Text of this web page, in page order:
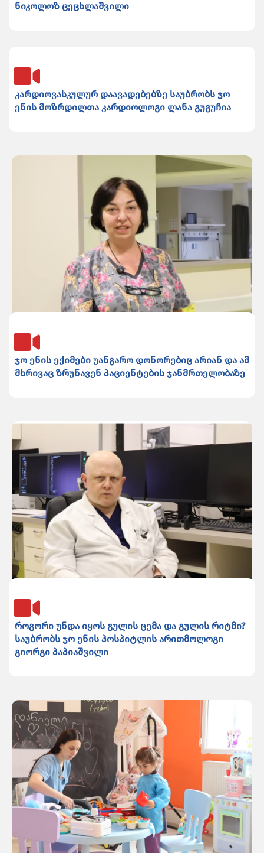
ნიკოლოზ ცეცხლაშვილი
კარდიოვასკულურ დაავადებებზე საუბრობს ჯო
ენის მოზრდილთა კარდიოლოგი ლანა გუგუჩია
ჯო ენის ექიმები უანგარო დონორებიც არიან და ამ
მხრივაც ზრუნავენ პაციენტების ჯანმრთელობაზე
როგორი უნდა იყოს გულის ცემა და გულის რიტმი?
საუბრობს ჯო ენის ჰოსპიტლის არითმოლოგი
გიორგი პაპიაშვილი